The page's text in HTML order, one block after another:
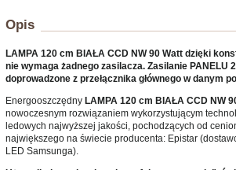
Opis
LAMPA 120 cm BIAŁA CCD NW 90 Watt dzięki
nie wymaga żadnego zasilacza. Zasilanie PANELU
doprowadzone z przełącznika głównego w danym
Energooszczędny LAMPA 120 cm BIAŁA CCD NW
nowoczesnym rozwiązaniem wykorzystującym
ledowych najwyższej jakości, pochodzących od
największego na świecie producenta: Epistar
LED Samsunga).